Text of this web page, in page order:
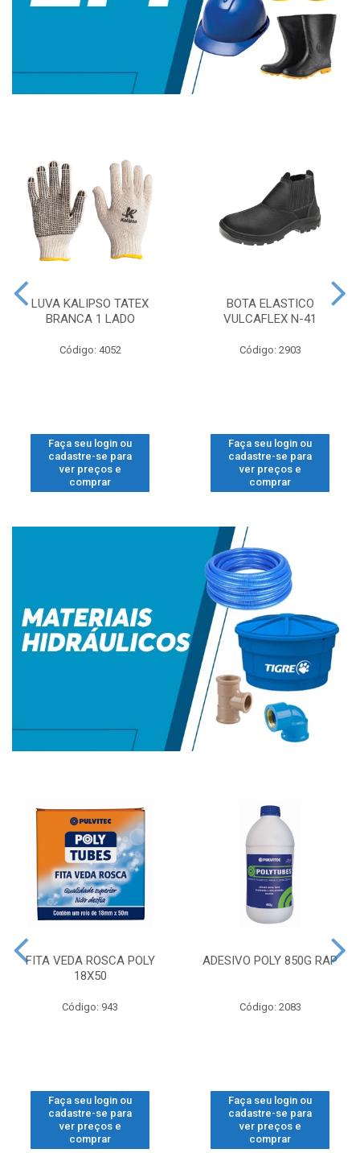
LUVA KALIPSO TATEX
BRANCA 1 LADO
Código: 4052
Faça seu login ou
cadastre-se para
ver preços e
comprar
BOTA ELASTICO
VULCAFLEX N-41
Código: 2903
Faça seu login ou
cadastre-se para
ver preços e
comprar
FITA VEDA ROSCA POLY
18X50
Código: 943
Faça seu login ou
cadastre-se para
ver preços e
comprar
ADESIVO POLY 850G RAP
Código: 2083
Faça seu login ou
cadastre-se para
ver preços e
comprar